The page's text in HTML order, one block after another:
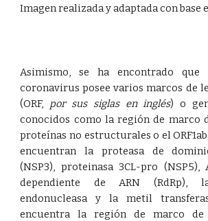
Imagen realizada y adaptada con base
Asimismo, se ha encontrado
coronavirus posee varios marcos de
(ORF, por sus siglas en inglés) o
conocidos como la región de marco
proteínas no estructurales o el
encuentran la proteasa de
(NSP3), proteinasa 3CL-pro (NSP5),
dependiente de ARN (RdRp),
endonucleasa y la metil
encuentra la región de marco